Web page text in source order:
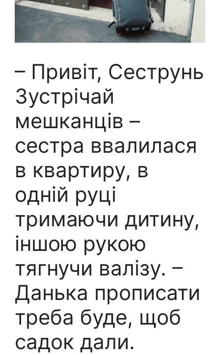
– Привіт, Сеструнь
Зустрічай
мешканців –
сестра ввалилася
в квартиру, в
одній руці
тримаючи дитину,
іншою рукою
тягнучи валізу. –
Данька прописати
треба буде, щоб
садок дали.